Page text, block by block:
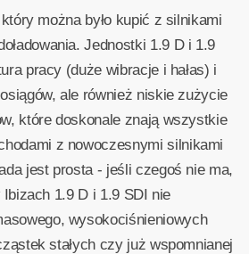
można było kupić z silnikami
Jednostki 1.9 D i 1.9
pracy (duże wibracje i hałas) i
ale również niskie zużycie
które doskonale znają wszystkie
z nowoczesnymi silnikami
jest prosta - jeśli czegoś nie ma,
1.9 D i 1.9 SDI nie
wysokociśnieniowych
stałych czy już wspomnianej